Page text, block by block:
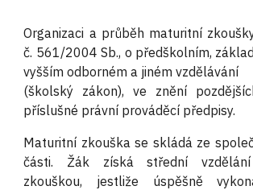
Organizaci a průběh maturitní
č. 561/2004 Sb., o předškolním,
vyšším odborném a jiném vzdělávání
(školský zákon), ve znění
příslušné právní prováděcí předpisy.
Maturitní zkouška se skládá ze
části. Žák získá střední
zkouškou, jestliže úspěšně